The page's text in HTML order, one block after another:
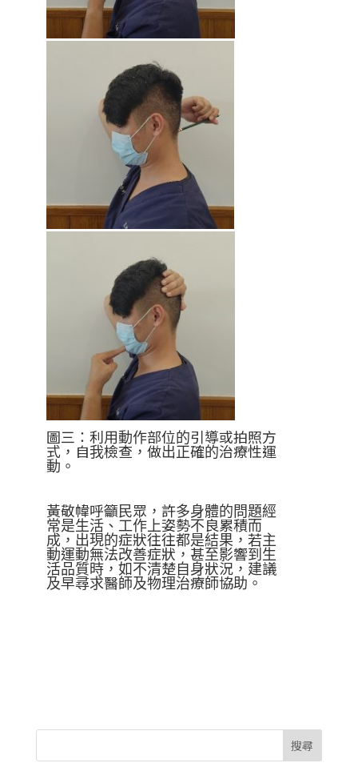
圖三：利用動作部位的引導或拍照方
式，自我檢查，做出正確的治療性運
動。
黃敬幃呼籲民眾，許多身體的問題經
常是生活、工作上姿勢不良累積而
成，出現的症狀往往都是結果，若主
動運動無法改善症狀，甚至影響到生
活品質時，如不清楚自身狀況，建議
及早尋求醫師及物理治療師協助。
搜尋